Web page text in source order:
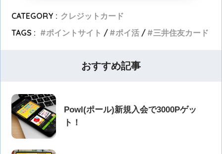
CATEGORY : クレジットカード
TAGS :
ポイントサイト ポイ活 三井住友カード
おすすめ記事
Powl(ポール)新規入会で3000Pゲッ
ト！